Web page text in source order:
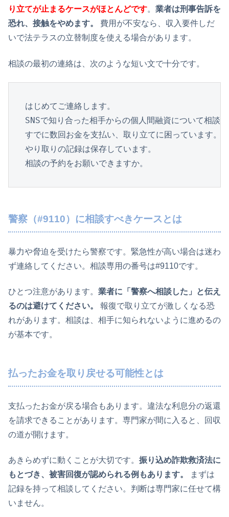
り立てが止まるケースがほとんどです。 業者は刑事告訴を
恐れ、接触をやめます。
費用が不安なら、収入要件しだ
いで法テラスの立替制度を使える場合があります。
相談の最初の連絡は、次のような短い文で十分です。
はじめてご連絡します。
SNSで知り合った相手からの個人間融資について相談
すでに数回お金を支払い、取り立てに困っています。
やり取りの記録は保存しています。
相談の予約をお願いできますか。
警察（#9110）に相談すべきケースとは
暴力や脅迫を受けたら警察です。緊急性が高い場合は迷わ
ず連絡してください。相談専用の番号は#9110です。
ひとつ注意があります。 業者に「警察へ相談した」と伝え
るのは避けてください。
報復で取り立てが激しくなる恐
れがあります。相談は、相手に知られないように進めるの
が基本です。
払ったお金を取り戻せる可能性とは
支払ったお金が戻る場合もあります。違法な利息分の返還
を請求できることがあります。専門家が間に入ると、回収
の道が開けます。
あきらめずに動くことが大切です。 振り込め詐欺救済法に
もとづき、被害回復が認められる例もあります。
まずは
記録を持って相談してください。判断は専門家に任せて構
いません。